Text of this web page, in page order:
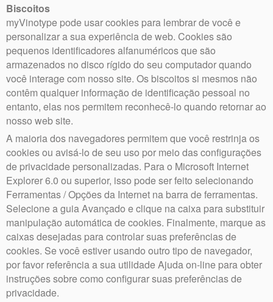
Biscoitos
myVinotype pode usar cookies para lembrar de você e
personalizar a sua experiência de web. Cookies são
pequenos identificadores alfanuméricos que são
armazenados no disco rígido do seu computador quando
você interage com nosso site. Os biscoitos si mesmos não
contêm qualquer informação de identificação pessoal no
entanto, elas nos permitem reconhecê-lo quando retornar ao
nosso web site.
A maioria dos navegadores permitem que você restrinja os
cookies ou avisá-lo de seu uso por meio das configurações
de privacidade personalizadas. Para o Microsoft Internet
Explorer 6.0 ou superior, isso pode ser feito selecionando
Ferramentas / Opções da Internet na barra de ferramentas.
Selecione a guia Avançado e clique na caixa para substituir
manipulação automática de cookies. Finalmente, marque as
caixas desejadas para controlar suas preferências de
cookies. Se você estiver usando outro tipo de navegador,
por favor referência a sua utilidade Ajuda on-line para obter
instruções sobre como configurar suas preferências de
privacidade.